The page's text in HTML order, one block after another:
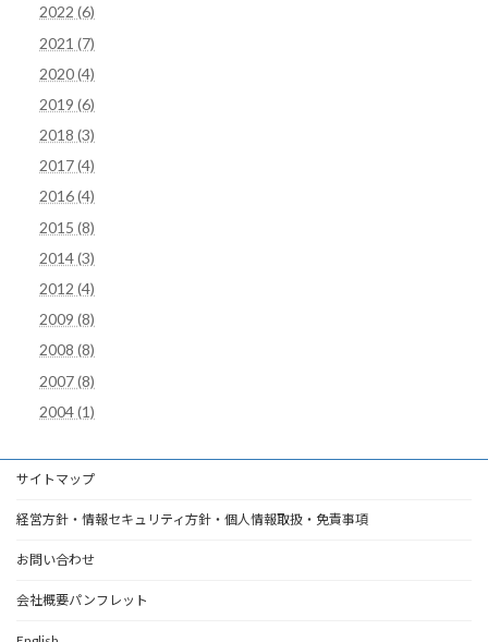
2022 (6)
2021 (7)
2020 (4)
2019 (6)
2018 (3)
2017 (4)
2016 (4)
2015 (8)
2014 (3)
2012 (4)
2009 (8)
2008 (8)
2007 (8)
2004 (1)
サイトマップ
経営方針・情報セキュリティ方針・個人情報取扱・免責事項
お問い合わせ
会社概要パンフレット